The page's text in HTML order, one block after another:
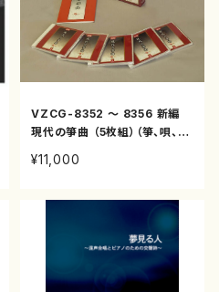
VZCG-8352 〜 8356 新編
現代の箏曲 （5枚組）（箏、唄、三
ほか/宮城道雄、久本玄智、清水
¥11,000